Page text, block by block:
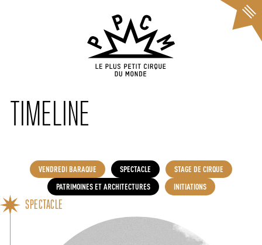
TIMELINE
VENDREDI BARAQUE SPECTACLE
STAGE DE CIRQUE
PATRIMOINES ET ARCHITECTURES
INITIATIONS
SPECTACLE